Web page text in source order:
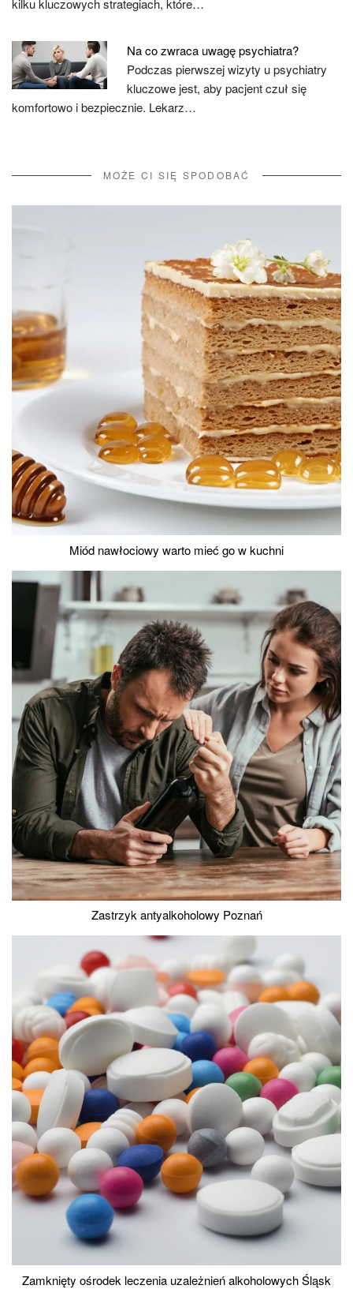
kilku kluczowych strategiach, które…
Na co zwraca uwagę psychiatra?
Podczas pierwszej wizyty u psychiatry
kluczowe jest, aby pacjent czuł się
komfortowo i bezpiecznie. Lekarz…
MOŻE CI SIĘ SPODOBAĆ
Miód nawłociowy warto mieć go w kuchni
Zastrzyk antyalkoholowy Poznań
Zamknięty ośrodek leczenia uzależnień alkoholowych Śląsk